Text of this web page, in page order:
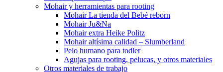
Mohair y herramientas para rooting
Mohair La tienda del Bebé reborn
Mohair Ju&Na
Mohair extra Heike Politz
Mohair altísima calidad – Slumberland
Pelo humano para todler
Agujas para rooting, pelucas, y otros materiales
Otros materiales de trabajo